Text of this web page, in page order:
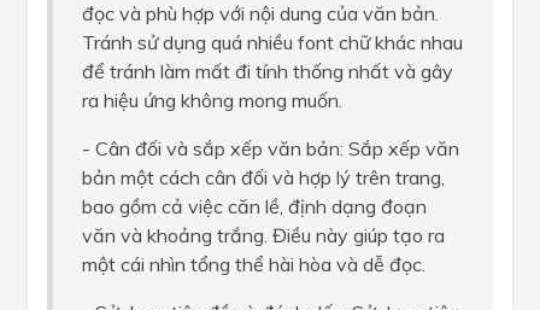
đọc và phù hợp với nội dung của văn bản.
Tránh sử dụng quá nhiều font chữ khác nhau
để tránh làm mất đi tính thống nhất và gây
ra hiệu ứng không mong muốn.
- Cân đối và sắp xếp văn bản: Sắp xếp văn
bản một cách cân đối và hợp lý trên trang,
bao gồm cả việc căn lề, định dạng đoạn
văn và khoảng trắng. Điều này giúp tạo ra
một cái nhìn tổng thể hài hòa và dễ đọc.